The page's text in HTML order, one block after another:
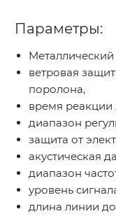
Параметры:
ветровая
поролона,
время реакции
диапазон
защита от
акустическая
диапазон
уровень
длина линии